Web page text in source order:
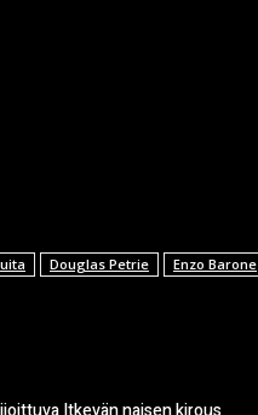
Douglas Petrie Enzo Barone